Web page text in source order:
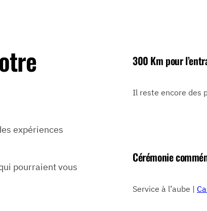
expériences
pourraient vous
300 Km pour
Il reste encore des
Cérémonie
Service à l’aube |